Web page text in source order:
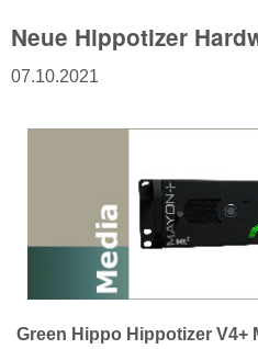
Neue Hippotizer
07.10.2021
Green Hippo Hippotizer V4+